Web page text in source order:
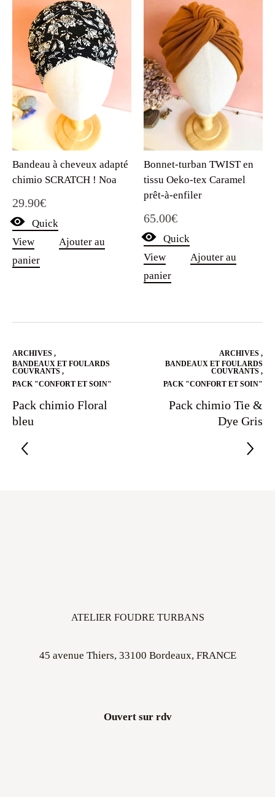
Bandeau à cheveux adapté
chimio SCRATCH ! Noa
29.90€
Quick
View
Ajouter au
panier
Bonnet-turban TWIST en
tissu Oeko-tex Caramel
prêt-à-enfiler
65.00€
Quick
View
Ajouter au
panier
ARCHIVES ,
BANDEAUX ET FOULARDS
COUVRANTS ,
PACK "CONFORT ET SOIN"
Pack chimio Floral
bleu
ARCHIVES ,
BANDEAUX ET FOULARDS
COUVRANTS ,
PACK "CONFORT ET SOIN"
Pack chimio Tie &
Dye Gris
ATELIER FOUDRE TURBANS
45 avenue Thiers, 33100 Bordeaux, FRANCE
Ouvert sur rdv